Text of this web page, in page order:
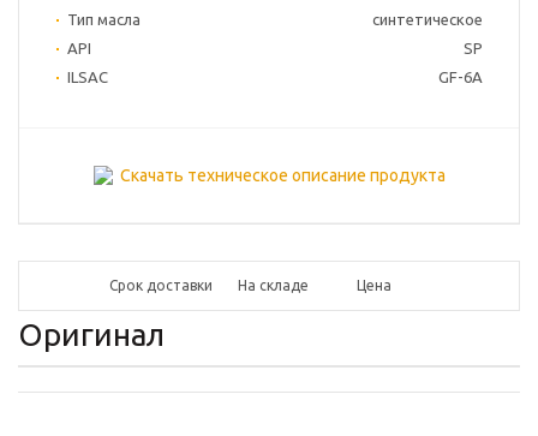
Тип масла
синтетическое
API
SP
ILSAC
GF-6A
Скачать техническое описание продукта
Срок доставки На складе Цена
Оригинал